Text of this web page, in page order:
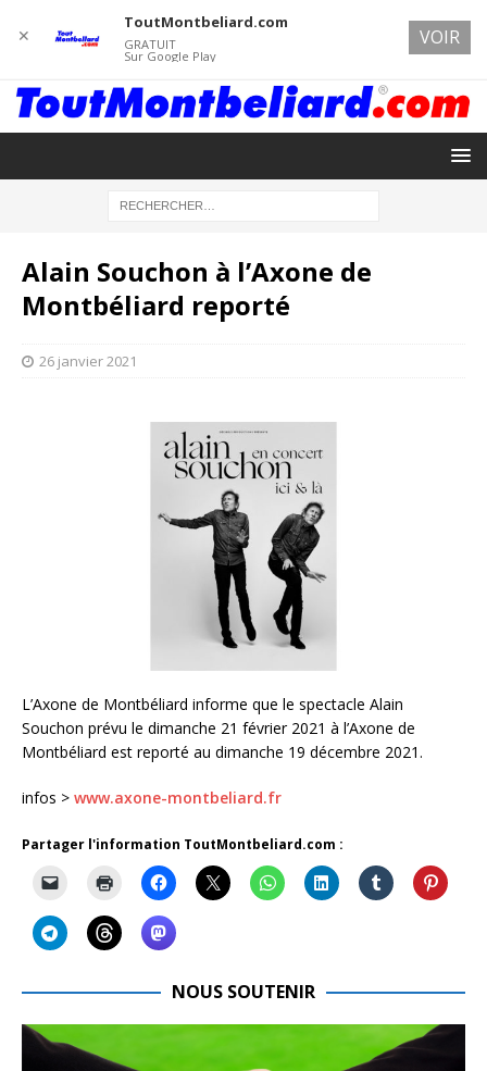
Alain Souchon à l’Axone de
Montbéliard reporté
26 janvier 2021
L’Axone de Montbéliard informe que le spectacle Alain
Souchon prévu le dimanche 21 février 2021 à l’Axone de
Montbéliard est reporté au dimanche 19 décembre 2021.
infos > www.axone-montbeliard.fr
Partager l'information ToutMontbeliard.com :
NOUS SOUTENIR
✕
ToutMontbeliard.com
GRATUIT
Sur Google Play
VOIR